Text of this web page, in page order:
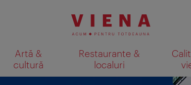
Artă &
cultură
Restaurante &
localuri